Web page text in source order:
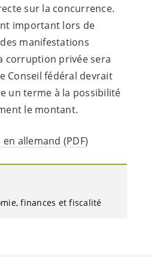
sur la concurrence.
important lors de
manifestations
corruption privée sera
Conseil fédéral devrait
un terme à la possibilité
le montant.
allemand (PDF)
finances et fiscalité